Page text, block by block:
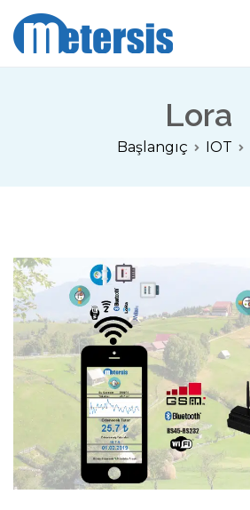
Lora
Başlangıç IOT